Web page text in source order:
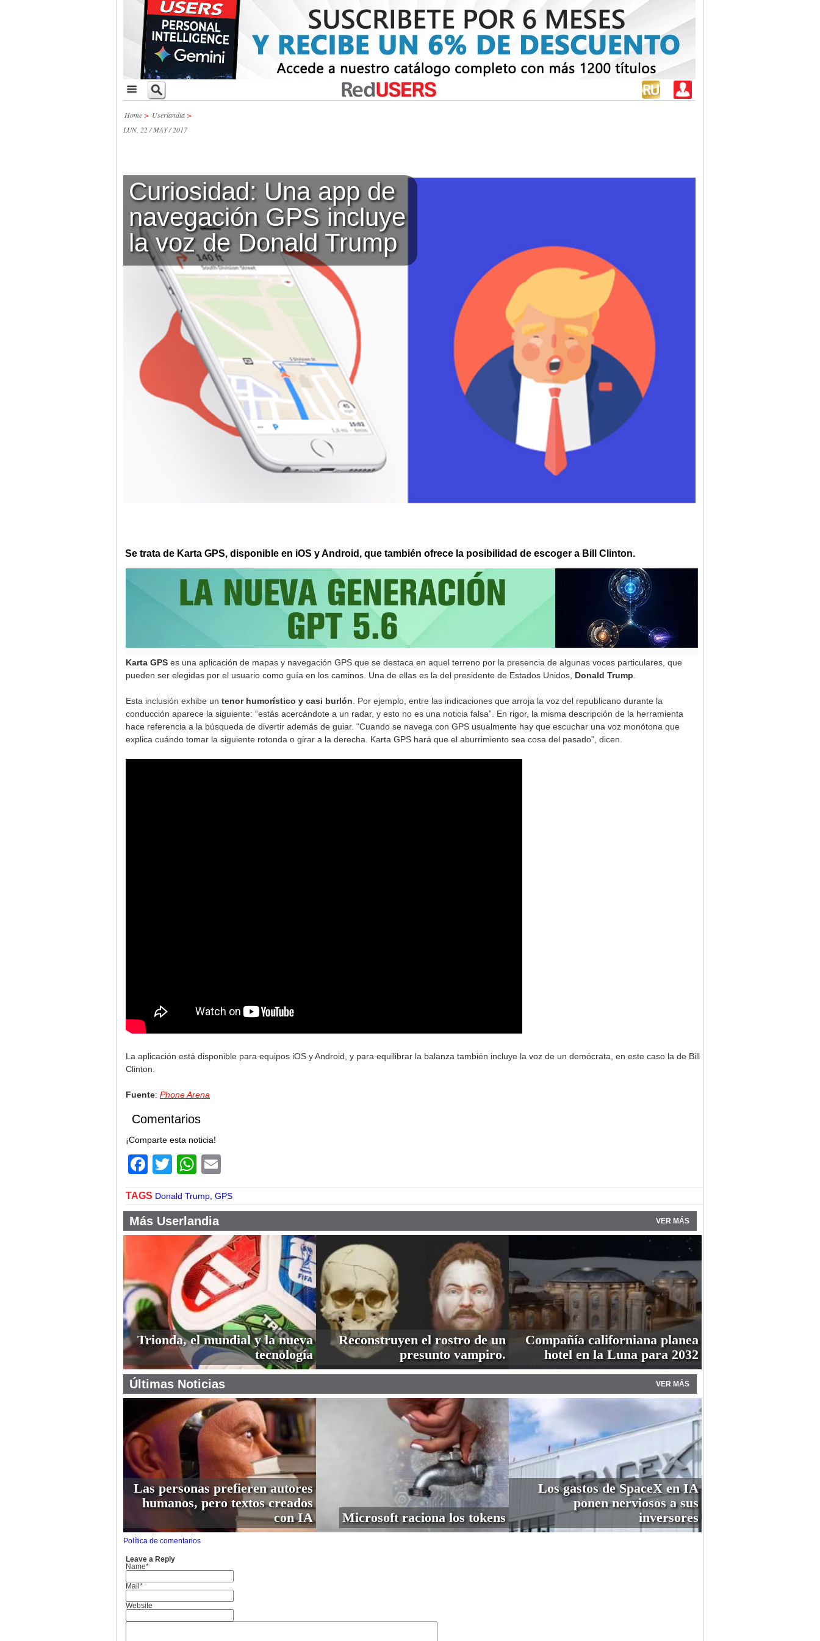
Home> Userlandia>
LUN, 22 / MAY / 2017
Curiosidad: Una app de
navegación GPS incluye
la voz de Donald Trump
Se trata de Karta GPS, disponible en iOS y Android, que también ofrece la posibilidad de escoger a Bill Clinton.
Karta GPS es una aplicación de mapas y navegación GPS que se destaca en aquel terreno por la presencia de algunas voces particulares, que
pueden ser elegidas por el usuario como guía en los caminos. Una de ellas es la del presidente de Estados Unidos, Donald Trump
Esta inclusión exhibe un tenor humorístico y casi burlón . Por ejemplo, entre las indicaciones que arroja la voz del republicano durante la
conducción aparece la siguiente: “estás acercándote a un radar, y esto no es una noticia falsa”. En rigor, la misma descripción de la herramienta
hace referencia a la búsqueda de divertir además de guiar. “Cuando se navega con GPS usualmente hay que escuchar una voz monótona que
explica cuándo tomar la siguiente rotonda o girar a la derecha. Karta GPS hará que el aburrimiento sea cosa del pasado”, dicen.
La aplicación está disponible para equipos iOS y Android, y para equilibrar la balanza también incluye la voz de un demócrata, en este caso la de Bill
Clinton.
Fuente: Phone Arena
Comentarios
¡Comparte esta noticia!
Facebook
TwitterWhatsApp
TAGS Donald Trump GPS
Más Userlandia VER MÁS
Trionda, el mundial y la nueva
tecnología
Reconstruyen el rostro de un
presunto vampiro.
Compañía californiana planea
hotel en la Luna para 2032
Últimas Noticias VER MÁS
Las personas prefieren autores
humanos, pero textos creados
con IA
Microsoft raciona los tokens
Los gastos de SpaceX en IA
ponen nerviosos a sus
inversores
Política de comentarios
Leave a Reply
Name*
Mail*
Website